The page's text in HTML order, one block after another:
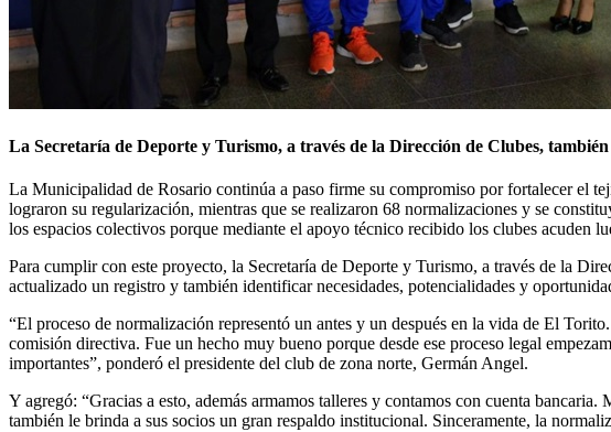
La Secretaría de Deporte y Turismo, a través de la Dirección de Clubes,
La Municipalidad de Rosario continúa a paso firme su compromiso por fortalecer el
lograron su regularización, mientras que se realizaron 68 normalizaciones y se
los espacios colectivos porque mediante el apoyo técnico recibido los clubes acuden
Para cumplir con este proyecto, la Secretaría de Deporte y Turismo, a través de la
actualizado un registro y también identificar necesidades, potencialidades y
“El proceso de normalización representó un antes y un después en la vida de El
comisión directiva. Fue un hecho muy bueno porque desde ese proceso legal
importantes”, ponderó el presidente del club de zona norte, Germán Angel.
Y agregó: “Gracias a esto, además armamos talleres y contamos con cuenta
también le brinda a sus socios un gran respaldo institucional. Sinceramente, la